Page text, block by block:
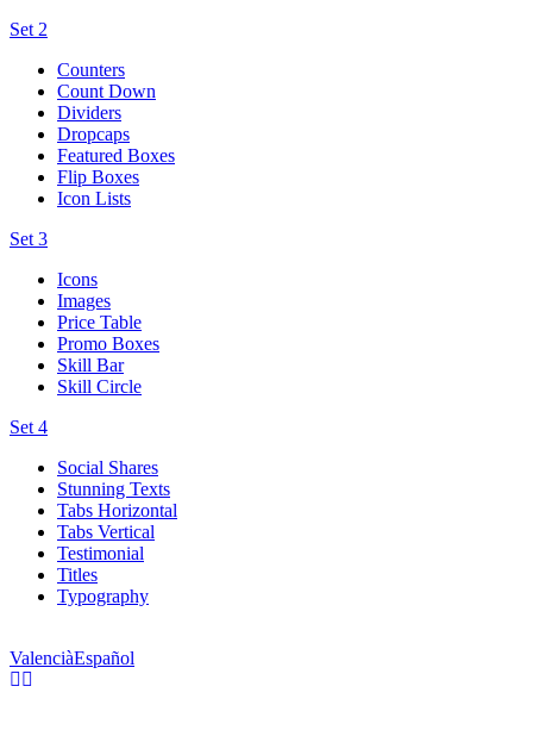
Set 2
Counters
Count Down
Dividers
Dropcaps
Featured Boxes
Flip Boxes
Icon Lists
Set 3
Icons
Images
Price Table
Promo Boxes
Skill Bar
Skill Circle
Set 4
Social Shares
Stunning Texts
Tabs Horizontal
Tabs Vertical
Testimonial
Titles
Typography
ValenciàEspañol